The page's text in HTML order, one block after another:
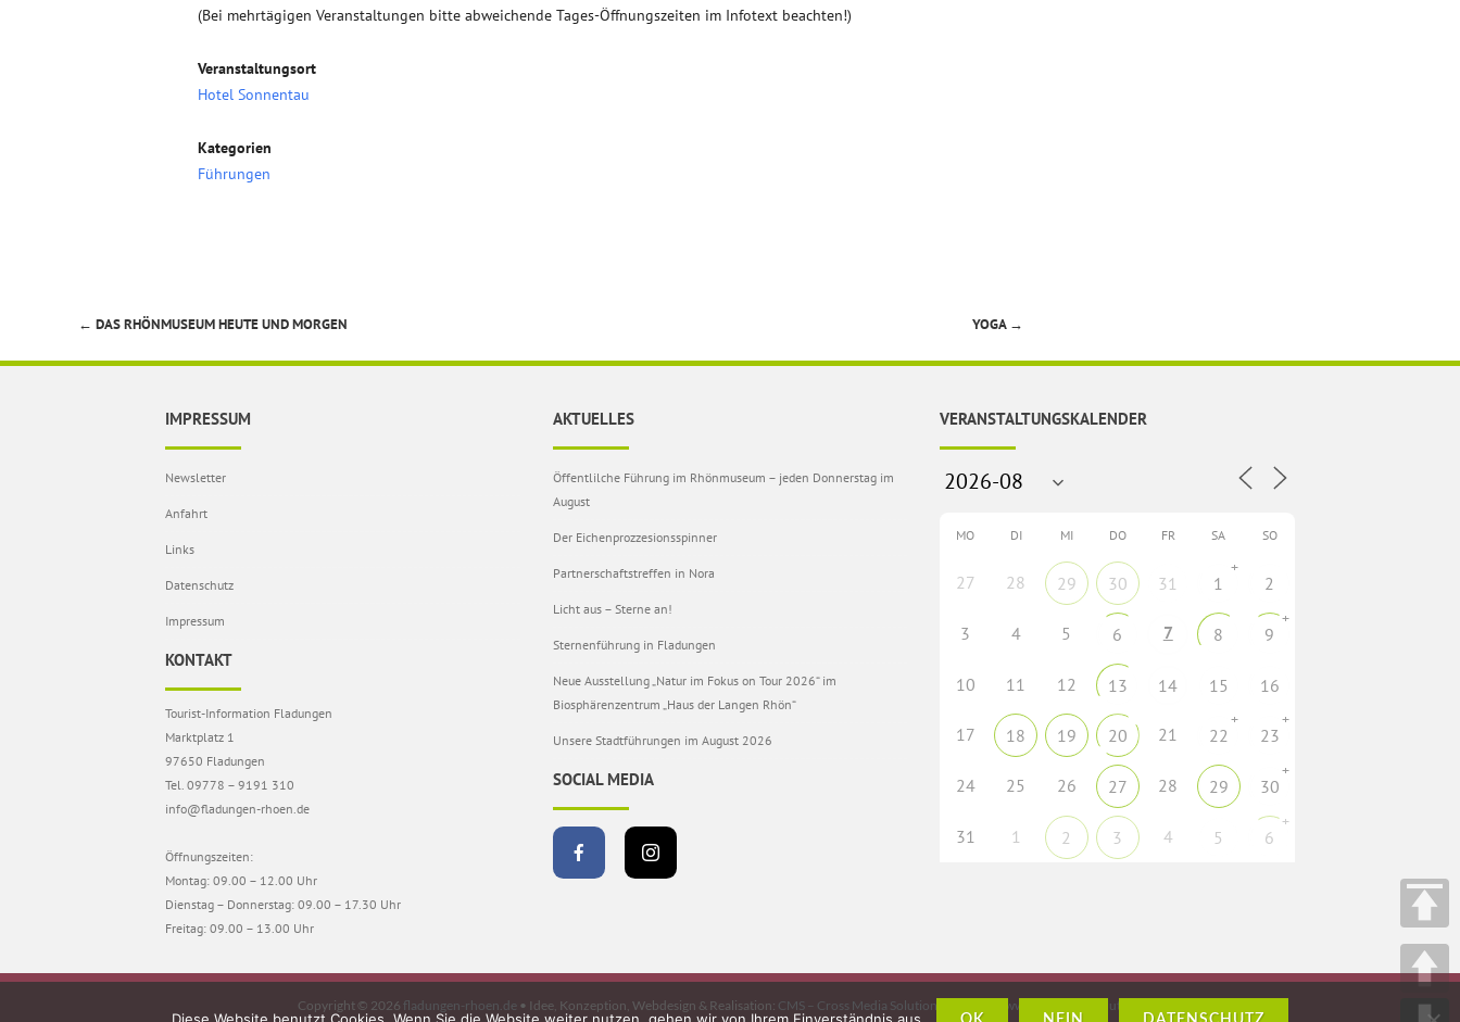
(Bei mehrtägigen Veranstaltungen bitte abweichende Tages-Öffnungszeiten im Infotext beachten!)
Veranstaltungsort
Hotel Sonnentau
Kategorien
Führungen
Beitragsnavigation
← DAS RHÖNMUSEUM HEUTE UND MORGEN YOGA →
IMPRESSUM
Newsletter
Anfahrt
Links
Datenschutz
Impressum
KONTAKT
Tourist-Information Fladungen
Marktplatz 1
97650 Fladungen
Tel. 09778 – 9191 310
info@fladungen-rhoen.de
Öffnungszeiten:
Montag: 09.00 – 12.00 Uhr
Dienstag – Donnerstag: 09.00 – 17.30 Uhr
Freitag: 09.00 – 13.00 Uhr
AKTUELLES
Öffentlilche Führung im Rhönmuseum – jeden Donnerstag im
August
Der Eichenprozzesionsspinner
Partnerschaftstreffen in Nora
Licht aus – Sterne an!
Sternenführung in Fladungen
Neue Ausstellung „Natur im Fokus on Tour 2026“ im
Biosphärenzentrum „Haus der Langen Rhön“
Unsere Stadtführungen im August 2026
SOCIAL MEDIA
VERANSTALTUNGSKALENDER
MO DI MI DO FR SA SO
27 28 29 30 31 1
+
2
3 4 5 6 7 8 9
+
10 11 12 13 14 15 16
17 18 19 20 21 22
+
23
+
24 25 26 27 28 29 30
+
31 1 2 3 4 5 6
+
Copyright © 2026 fladungen-rhoen.de • Idee, Konzeption, Webdesign & Realisation: CMS – Cross Media Solutions GmbH – www.crossmediasolutions.de